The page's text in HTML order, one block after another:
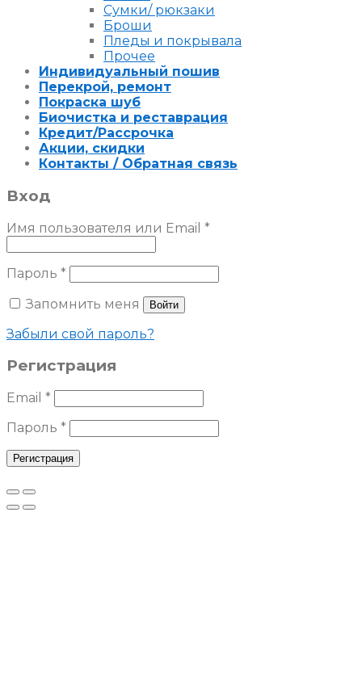
Сумки/ рюкзаки
Броши
Пледы и покрывала
Прочее
Индивидуальный пошив
Перекрой, ремонт
Покраска шуб
Биочистка и реставрация
Кредит/Рассрочка
Акции, скидки
Контакты / Обратная связь
Вход
Имя пользователя или Email *
Пароль *
Запомнить меня
Войти
Забыли свой пароль?
Регистрация
Email *
Пароль *
Регистрация